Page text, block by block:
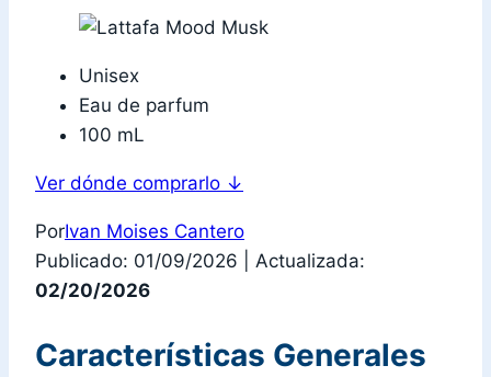
Unisex
Eau de parfum
100 mL
Ver dónde comprarlo ↓
PorIvan Moises Cantero
Publicado: 01/09/2026
Actualizada:
02/20/2026
Características Generales